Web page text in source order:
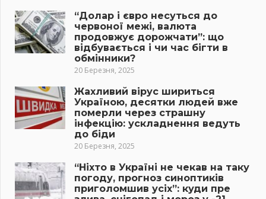
“Долар і євро несуться до
червоної межі, валюта
продовжує дорожчати”: що
відбувається і чи час бігти в
обмінники?
20 Березня, 2025
Жахливий вірус шириться
Україною, десятки людей вже
померли через страшну
інфекцію: ускладнення ведуть
до біди
20 Березня, 2025
“Ніхто в Україні не чекав на таку
погоду, прогноз синоптиків
приголомшив усіх”: куди пре